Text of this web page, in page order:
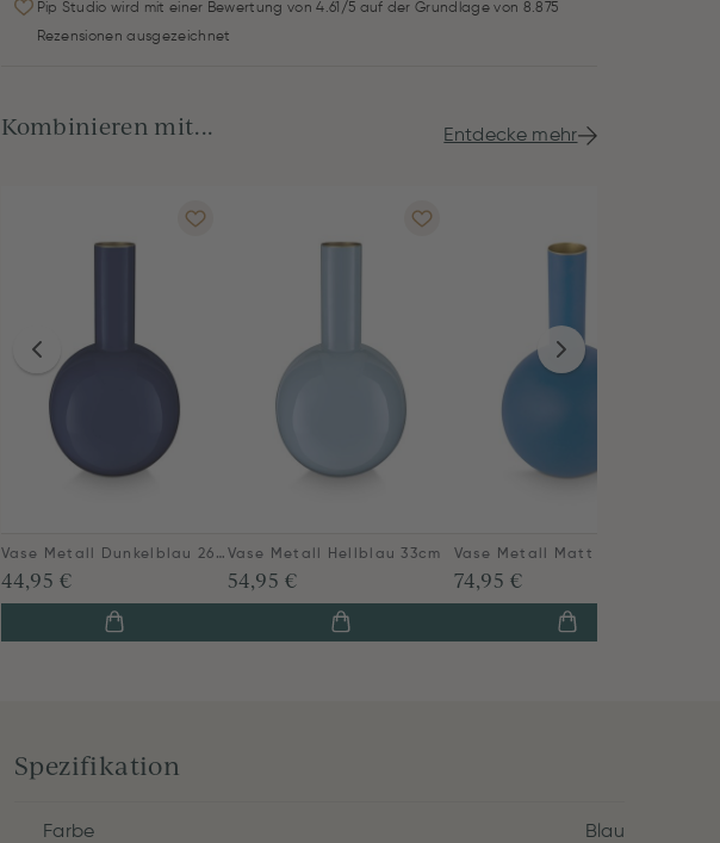
Pip Studio wird mit einer Bewertung von 4.61/5 auf der Grundlage von 8.875
Rezensionen ausgezeichnet
Kombinieren mit... Entdecke mehr
Vase Metall Dunkelblau 26cm
44,95 €
Vase Metall Hellblau 33cm
54,95 € 74,95 €
Spezifikation
Farbe Blau